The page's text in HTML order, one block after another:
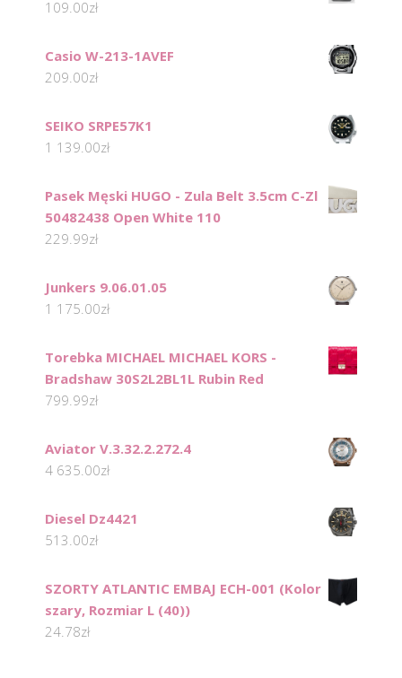
109.00zł
Casio W-213-1AVEF
209.00zł
SEIKO SRPE57K1
1 139.00zł
Pasek Męski HUGO - Zula Belt 3.5cm C-Zl
50482438 Open White 110
229.99zł
Junkers 9.06.01.05
1 175.00zł
Torebka MICHAEL MICHAEL KORS -
Bradshaw 30S2L2BL1L Rubin Red
799.99zł
Aviator V.3.32.2.272.4
4 635.00zł
Diesel Dz4421
513.00zł
SZORTY ATLANTIC EMBAJ ECH-001 (Kolor
szary, Rozmiar L (40))
24.78zł